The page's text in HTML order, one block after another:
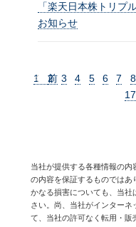
「楽天日本株トリプ
お知らせ
前
1 2 3 4 5 6 7 8
17
当社が提供する各種情報の
の内容を保証するものではあ
かなる損害についても、当社
さい。尚、当社がインター
て、当社の許可なく転用・販